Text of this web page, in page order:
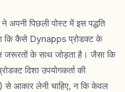
अपनी पिछली पोस्ट में इस पद्धति
कि कैसे Dynapps प्रोडक्ट के
जरूरतों के साथ जोड़ता है। जैसा कि
दिशा उपयोगकर्ता की
आकार लेनी चाहिए, न कि केवल